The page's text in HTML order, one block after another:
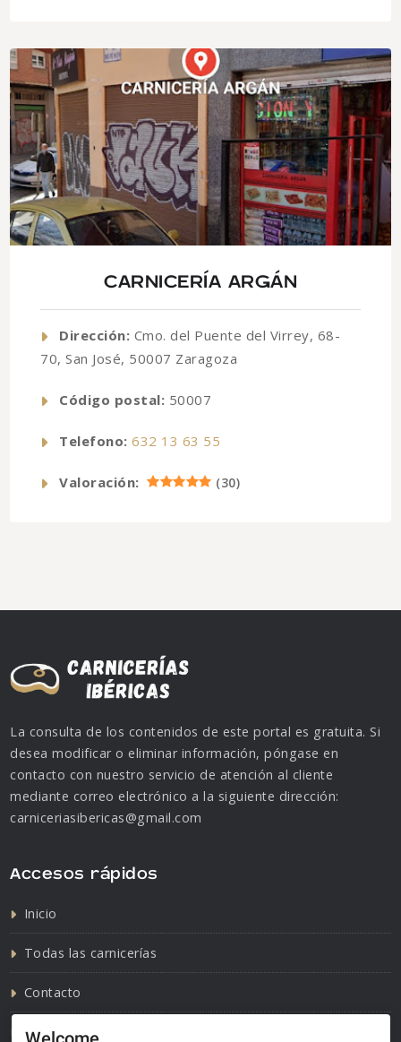
CARNICERÍA ARGÁN
Dirección: Cmo. del Puente del Virrey, 68-
70, San José, 50007 Zaragoza
Código postal: 50007
Telefono: 632 13 63 55
Valoración: (30)
La consulta de los contenidos de este portal es gratuita. Si
desea modificar o eliminar información, póngase en
contacto con nuestro servicio de atención al cliente
mediante correo electrónico a la siguiente dirección:
carniceriasibericas@gmail.com
Accesos rápidos
Inicio
Todas las carnicerías
Contacto
Política de cookies